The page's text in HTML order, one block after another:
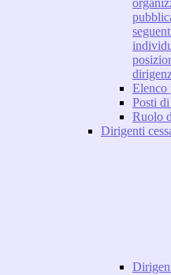
Elenco
Posti
Ruolo
Dirigenti